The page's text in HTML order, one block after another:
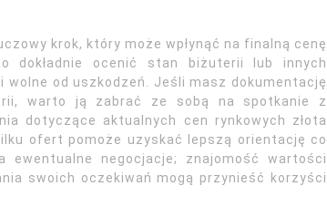
krok, który może wpłynąć na finalną cenę
dokładnie ocenić stan biżuterii lub innych
od uszkodzeń. Jeśli masz dokumentację
warto ją zabrać ze sobą na spotkanie z
dotyczące aktualnych cen rynkowych złota
ofert pomoże uzyskać lepszą orientację co
negocjacje; znajomość wartości
swoich oczekiwań mogą przynieść korzyści